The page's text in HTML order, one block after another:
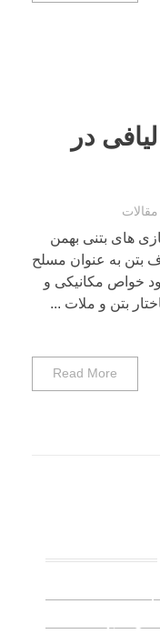
در
مقالات
های بتنی بهمن
بتن به عنوان مسلح
خواص مکانیکی و
بتن و ملات ...
Read More
کاربرد
(0)